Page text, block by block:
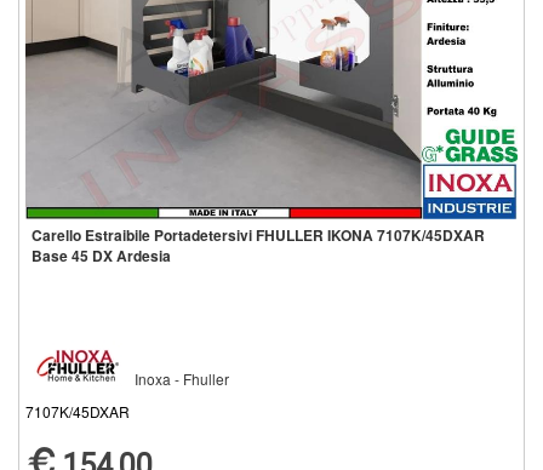
Carello Estraibile Portadetersivi FHULLER IKONA 7107K/45DXAR
Base 45 DX Ardesia
Inoxa - Fhuller
7107K/45DXAR